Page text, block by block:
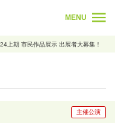
MENU
上期 市民作品展示 出展者大募集！
主催公演